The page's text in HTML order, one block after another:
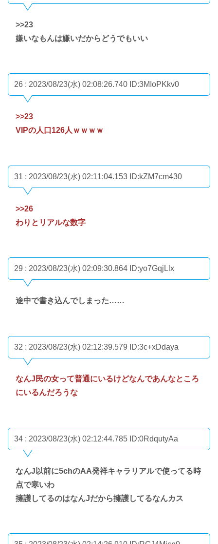
>>23
嫌いなもんは嫌いだからどうでもいい
26 : 2023/08/23(水) 02:08:26.740 ID:3MIoPKkv0
>>23
VIPの人口126人ｗｗｗｗ
31 : 2023/08/23(水) 02:11:04.153 ID:kZM7cm430
>>26
わりとリアルな数字
29 : 2023/08/23(水) 02:09:30.864 ID:yo7GqjLlx
途中で書き込んでしまった……
32 : 2023/08/23(水) 02:12:39.579 ID:3c+xDdaya
なんJ民の女って普通にいるけどなんであんなところ
にいるんだろうな
34 : 2023/08/23(水) 02:12:44.785 ID:0RdqutyAa
なんJ以前に5chのAA発祥キャラリアルで使ってる時
点で寒いわ
擁護してるのはなんJだから擁護してるなんカス